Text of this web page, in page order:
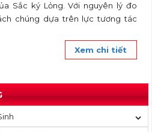
Sắc ký Lỏng. Với nguyên lý đo
chúng dựa trên lực tương tác
Xem chi tiết